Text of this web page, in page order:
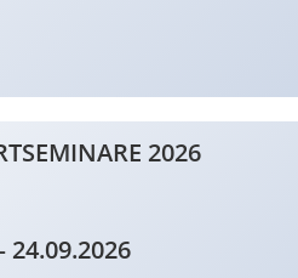
2026
24.09.2026